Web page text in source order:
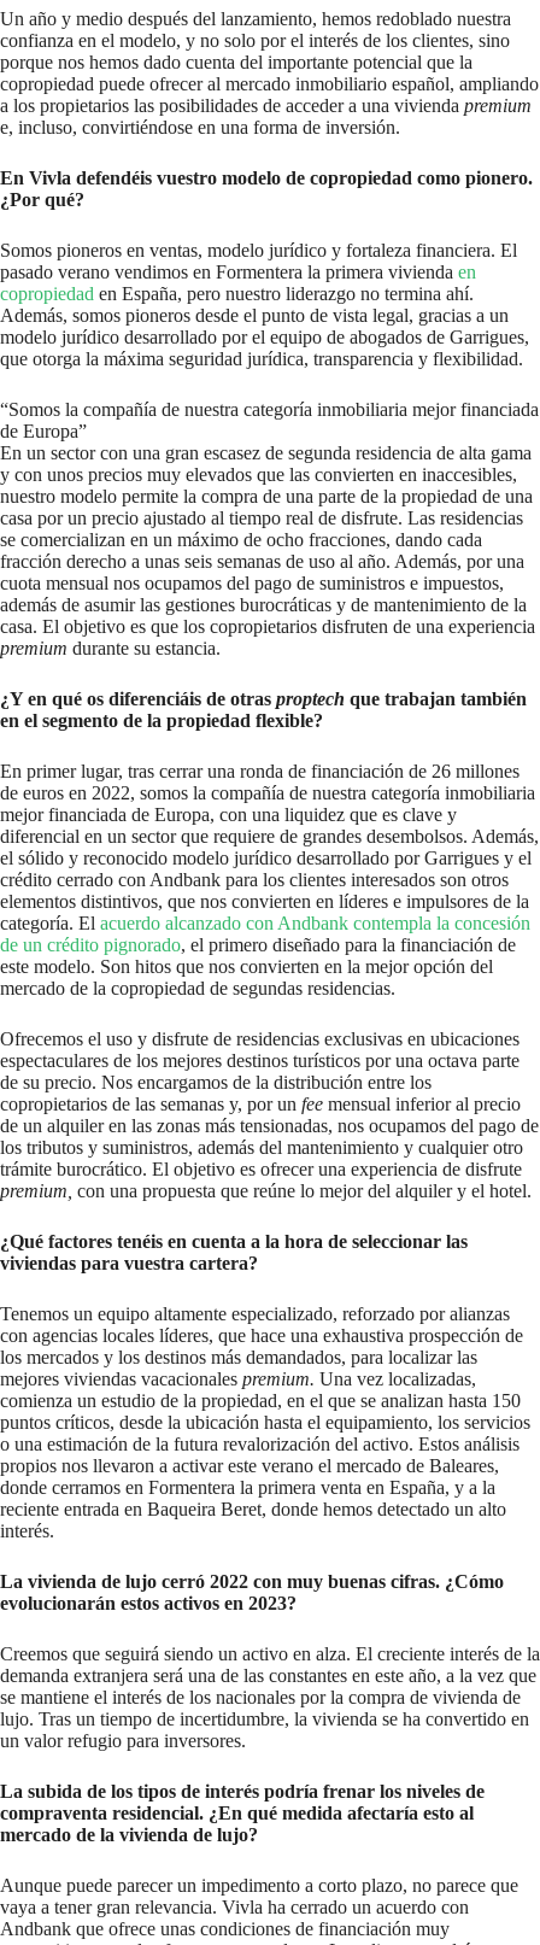
Un año y medio después del lanzamiento, hemos redoblado nuestra
confianza en el modelo, y no solo por el interés de los clientes, sino
porque nos hemos dado cuenta del importante potencial que la
copropiedad puede ofrecer al mercado inmobiliario español, ampliando
a los propietarios las posibilidades de acceder a una vivienda premium
e, incluso, convirtiéndose en una forma de inversión.
En Vivla defendéis vuestro modelo de copropiedad como pionero.
¿Por qué?
Somos pioneros en ventas, modelo jurídico y fortaleza financiera. El
pasado verano vendimos en Formentera la primera vivienda en
copropiedad en España, pero nuestro liderazgo no termina ahí.
Además, somos pioneros desde el punto de vista legal, gracias a un
modelo jurídico desarrollado por el equipo de abogados de Garrigues,
que otorga la máxima seguridad jurídica, transparencia y flexibilidad.
“Somos la compañía de nuestra categoría inmobiliaria mejor financiada
de Europa”
En un sector con una gran escasez de segunda residencia de alta gama
y con unos precios muy elevados que las convierten en inaccesibles,
nuestro modelo permite la compra de una parte de la propiedad de una
casa por un precio ajustado al tiempo real de disfrute. Las residencias
se comercializan en un máximo de ocho fracciones, dando cada
fracción derecho a unas seis semanas de uso al año. Además, por una
cuota mensual nos ocupamos del pago de suministros e impuestos,
además de asumir las gestiones burocráticas y de mantenimiento de la
casa. El objetivo es que los copropietarios disfruten de una experiencia
premium durante su estancia.
¿Y en qué os diferenciáis de otras proptech que trabajan también
en el segmento de la propiedad flexible?
En primer lugar, tras cerrar una ronda de financiación de 26 millones
de euros en 2022, somos la compañía de nuestra categoría inmobiliaria
mejor financiada de Europa, con una liquidez que es clave y
diferencial en un sector que requiere de grandes desembolsos. Además,
el sólido y reconocido modelo jurídico desarrollado por Garrigues y el
crédito cerrado con Andbank para los clientes interesados son otros
elementos distintivos, que nos convierten en líderes e impulsores de la
categoría. El acuerdo alcanzado con Andbank contempla la concesión
de un crédito pignorado, el primero diseñado para la financiación de
este modelo. Son hitos que nos convierten en la mejor opción del
mercado de la copropiedad de segundas residencias.
Ofrecemos el uso y disfrute de residencias exclusivas en ubicaciones
espectaculares de los mejores destinos turísticos por una octava parte
de su precio. Nos encargamos de la distribución entre los
copropietarios de las semanas y, por un fee mensual inferior al precio
de un alquiler en las zonas más tensionadas, nos ocupamos del pago de
los tributos y suministros, además del mantenimiento y cualquier otro
trámite burocrático. El objetivo es ofrecer una experiencia de disfrute
premium, con una propuesta que reúne lo mejor del alquiler y el hotel.
¿Qué factores tenéis en cuenta a la hora de seleccionar las
viviendas para vuestra cartera?
Tenemos un equipo altamente especializado, reforzado por alianzas
con agencias locales líderes, que hace una exhaustiva prospección de
los mercados y los destinos más demandados, para localizar las
mejores viviendas vacacionales premium. Una vez localizadas,
comienza un estudio de la propiedad, en el que se analizan hasta 150
puntos críticos, desde la ubicación hasta el equipamiento, los servicios
o una estimación de la futura revalorización del activo. Estos análisis
propios nos llevaron a activar este verano el mercado de Baleares,
donde cerramos en Formentera la primera venta en España, y a la
reciente entrada en Baqueira Beret, donde hemos detectado un alto
interés.
La vivienda de lujo cerró 2022 con muy buenas cifras. ¿Cómo
evolucionarán estos activos en 2023?
Creemos que seguirá siendo un activo en alza. El creciente interés de la
demanda extranjera será una de las constantes en este año, a la vez que
se mantiene el interés de los nacionales por la compra de vivienda de
lujo. Tras un tiempo de incertidumbre, la vivienda se ha convertido en
un valor refugio para inversores.
La subida de los tipos de interés podría frenar los niveles de
compraventa residencial. ¿En qué medida afectaría esto al
mercado de la vivienda de lujo?
Aunque puede parecer un impedimento a corto plazo, no parece que
vaya a tener gran relevancia. Vivla ha cerrado un acuerdo con
Andbank que ofrece unas condiciones de financiación muy